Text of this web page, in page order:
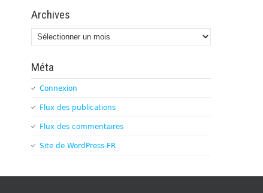
Archives
Archives
Méta
Connexion
Flux des publications
Flux des commentaires
Site de WordPress-FR